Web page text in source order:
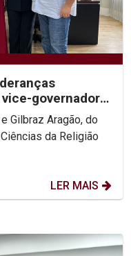
governadora
Gilbraz Aragão, do
da Religião
LER MAIS